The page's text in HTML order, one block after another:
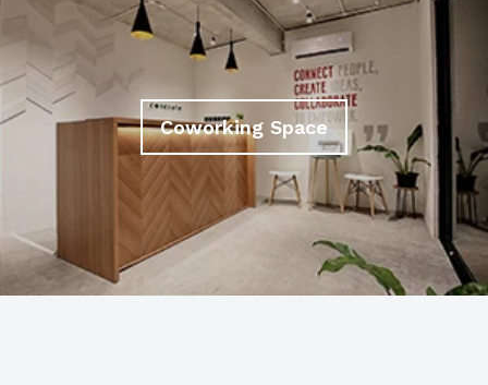
Coworking Space